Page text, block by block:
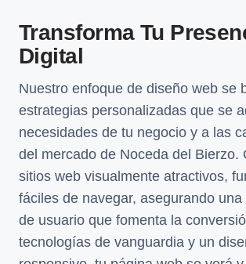
Transforma Tu
Digital
Nuestro enfoque de diseño web se
estrategias personalizadas que se
necesidades de tu negocio y a las
del mercado de Noceda del Bierzo.
sitios web visualmente atractivos,
fáciles de navegar, asegurando una
de usuario que fomenta la
tecnologías de vanguardia y un